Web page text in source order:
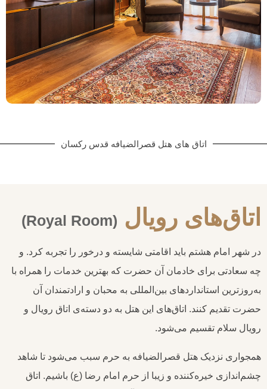
اتاق های هتل قصرالضیافه قدس رکسان
اتاق‌های رويال (Royal Room)
در شهر امام هشتم باید اقامتی شایسته و درخور را تجربه کرد. و
چه سعادتی برای خادمان آن حضرت که بهترین خدمات را همراه با
به‌روزترین استانداردهای بین‌المللی به محبان و ارادتمندان آن
حضرت تقدیم کنند. اتاق‌های این هتل به دو دسته‌ی اتاق رویال و
رویال سلام تقسیم می‌شود.
همجواری نزدیک هتل قصرالضیافه به حرم سبب می‌شود تا شاهد
‌چشم‌اندازی خیره‌کننده و زیبا از حرم امام رضا (ع) باشیم. اتاق